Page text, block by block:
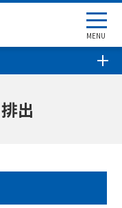
MENU
出